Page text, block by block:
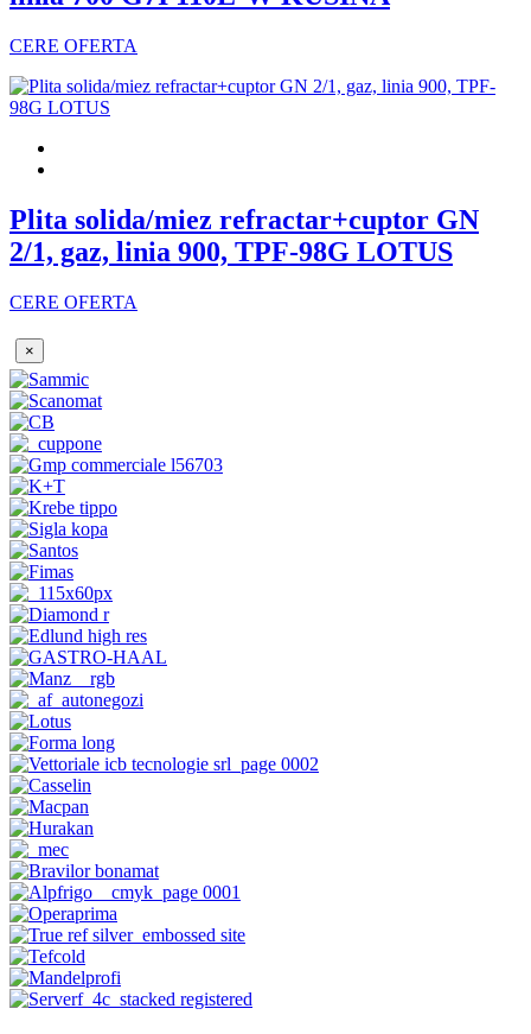
CERE OFERTA
Plita solida/miez refractar+cuptor GN
2/1, gaz, linia 900, TPF-98G LOTUS
CERE OFERTA
×